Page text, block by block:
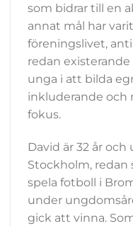
som bidrar till en
annat mål har
föreningslivet,
redan
unga i att bilda
inkluderande och
fokus.
David är 32 år
Stockholm, redan
spela fotboll i
under
gick att vinna.